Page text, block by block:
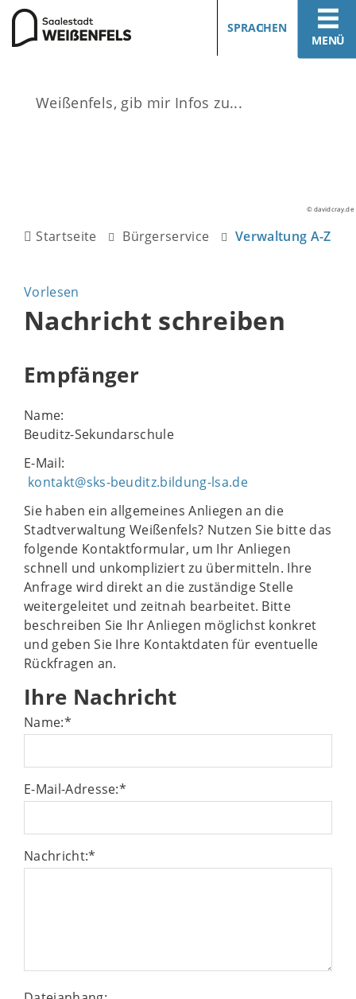
MENÜ
SPRACHEN
© davidcray.de
Startseite Bürgerservice Verwaltung A-Z
Vorlesen
Nachricht schreiben
Empfänger
Name:
Beuditz-Sekundarschule
E-Mail:
kontakt@sks-beuditz.bildung-lsa.de
Sie haben ein allgemeines Anliegen an die
Stadtverwaltung Weißenfels? Nutzen Sie bitte das
folgende Kontaktformular, um Ihr Anliegen
schnell und unkompliziert zu übermitteln. Ihre
Anfrage wird direkt an die zuständige Stelle
weitergeleitet und zeitnah bearbeitet. Bitte
beschreiben Sie Ihr Anliegen möglichst konkret
und geben Sie Ihre Kontaktdaten für eventuelle
Rückfragen an.
Ihre Nachricht
Name:*
E-Mail-Adresse:*
Nachricht:*